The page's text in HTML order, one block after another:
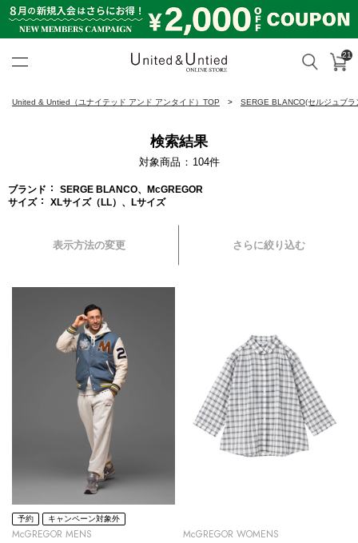
検索 カ
21
United & Untied（ユナイテッド アンド アンタイド）TOP SERGE BLANCO(セルジュブ
検索結果
対象商品 104件
ブランド
SERGE BLANCO、McGREGOR
サイズ
XLサイズ（LL）、Lサイズ
表示方法の変更 さらに絞り込む
予約 キャンペーン対象外
McGREGOR MENS McGREGOR WOMENS